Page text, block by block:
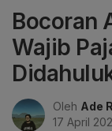
Bocoran
Wajib
Oleh Ade
17 April